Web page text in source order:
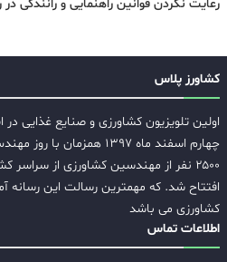
رعایت نکردن قوانین راهنمایی و رانندگی در
کشاورز پلاس
اولین تلویزیون کشاورزی و صنایع غذایی در
چهارم اسفند ماه ۱۳۹۷
۲۵۰۰ نفر از مهندسین کشاورزی از
افتتاح شد. که مهمترین رسالت این رسانه
کشاورزی می باشد
اطلاعات تماس